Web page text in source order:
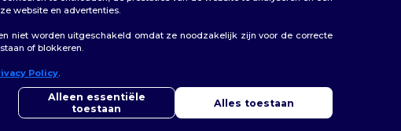
website en advertenties.
niet worden uitgeschakeld omdat ze noodzakelijk zijn voor de correcte
of blokkeren.
Policy.
Alleen essentiële
toestaan
Alles toestaan
👋 Hallo
Als u vragen of opmerkingen heeft, kunt u op elk gewenst moment
contact met ons opnemen. Onze chatbot staat voor u klaar.